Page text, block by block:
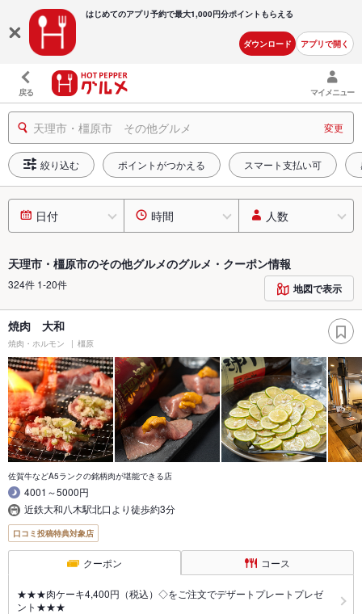
はじめてのアプリ予約で最大1,000円分ポイントもらえる
ダウンロード アプリで開く
戻る マイメニュー
天理市・橿原市 その他グルメ 変更
絞り込む ポイントがつかえる スマート支払い可
日付 時間 人数
天理市・橿原市のその他グルメのグルメ・クーポン情報
324件 1-20件 地図で表示
焼肉 大和
焼肉・ホルモン 橿原
佐賀牛などA5ランクの銘柄肉が堪能できる店
4001～5000円
近鉄大和八木駅北口より徒歩約3分
口コミ投稿特典対象店
クーポン コース
★★★肉ケーキ4,400円（税込）◇をご注文でデザートプレートプレゼ
ント★★★